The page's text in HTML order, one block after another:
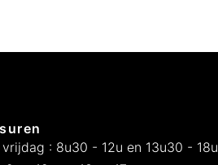
: 8u30 - 12u en 13u30 - 18u